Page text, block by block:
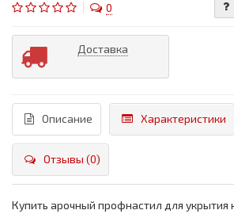
0
Доставка
Описание Характеристики
Отзывы (0)
Купить арочный профнастил для укрытия